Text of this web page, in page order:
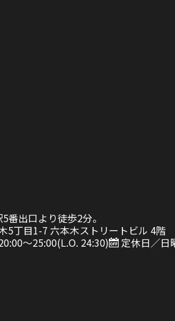
番出口より徒歩2分。
5丁目1-7 六本木ストリートビル 4階
〜25:00(L.O. 24:30) 定休日／日